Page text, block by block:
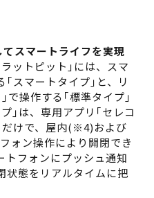
スマートライフを実現
ットピット｣には、スマ
｢スマートタイプ｣と、リ
操作する｢標準タイプ｣
｣は、専用アプリ｢セレコ
けで、屋内(※4)および
ォン操作により開閉でき
トフォンにプッシュ通知
状態をリアルタイムに把